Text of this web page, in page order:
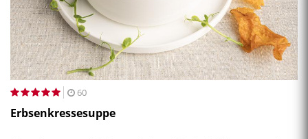
60
Erbsenkressesuppe